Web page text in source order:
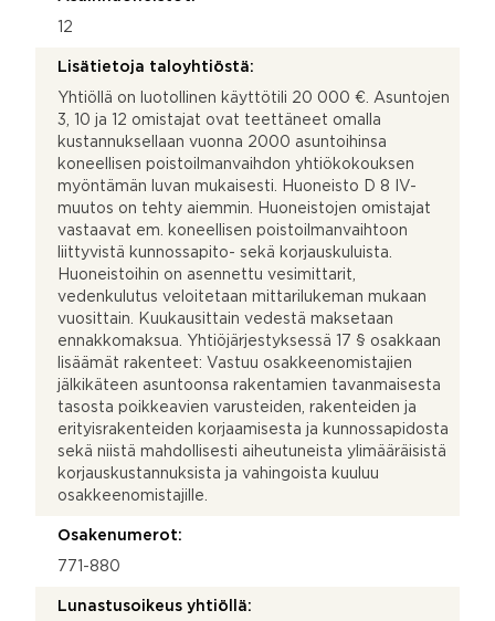
12
Lisätietoja taloyhtiöstä:
Yhtiöllä on luotollinen käyttötili 20 000 €. Asuntojen
3, 10 ja 12 omistajat ovat teettäneet omalla
kustannuksellaan vuonna 2000 asuntoihinsa
koneellisen poistoilmanvaihdon yhtiökokouksen
myöntämän luvan mukaisesti. Huoneisto D 8 IV-
muutos on tehty aiemmin. Huoneistojen omistajat
vastaavat em. koneellisen poistoilmanvaihtoon
liittyvistä kunnossapito- sekä korjauskuluista.
Huoneistoihin on asennettu vesimittarit,
vedenkulutus veloitetaan mittarilukeman mukaan
vuosittain. Kuukausittain vedestä maksetaan
ennakkomaksua. Yhtiöjärjestyksessä 17 § osakkaan
lisäämät rakenteet: Vastuu osakkeenomistajien
jälkikäteen asuntoonsa rakentamien tavanmaisesta
tasosta poikkeavien varusteiden, rakenteiden ja
erityisrakenteiden korjaamisesta ja kunnossapidosta
sekä niistä mahdollisesti aiheutuneista ylimääräisistä
korjauskustannuksista ja vahingoista kuuluu
osakkeenomistajille.
Osakenumerot:
771-880
Lunastusoikeus yhtiöllä: